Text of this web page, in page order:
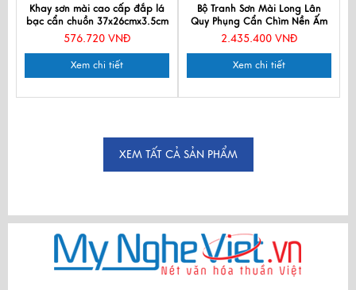
Khay sơn mài cao cấp đắp lá
bạc cẩn chuồn 37x26cmx3.5cm
KSM325-1
576.720 VNĐ
Xem chi tiết
Bộ Tranh Sơn Mài Long Lân
Quy Phụng Cẩn Chìm Nền Ấm
TSM2050-1
2.435.400 VNĐ
Xem chi tiết
XEM TẤT CẢ SẢN PHẨM